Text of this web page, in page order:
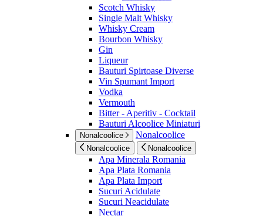
Scotch Whisky
Single Malt Whisky
Whisky Cream
Bourbon Whisky
Gin
Liqueur
Bauturi Spirtoase Diverse
Vin Spumant Import
Vodka
Vermouth
Bitter - Aperitiv - Cocktail
Bauturi Alcoolice Miniaturi
Nonalcoolice Nonalcoolice
Nonalcoolice Nonalcoolice
Apa Minerala Romania
Apa Plata Romania
Apa Plata Import
Sucuri Acidulate
Sucuri Neacidulate
Nectar